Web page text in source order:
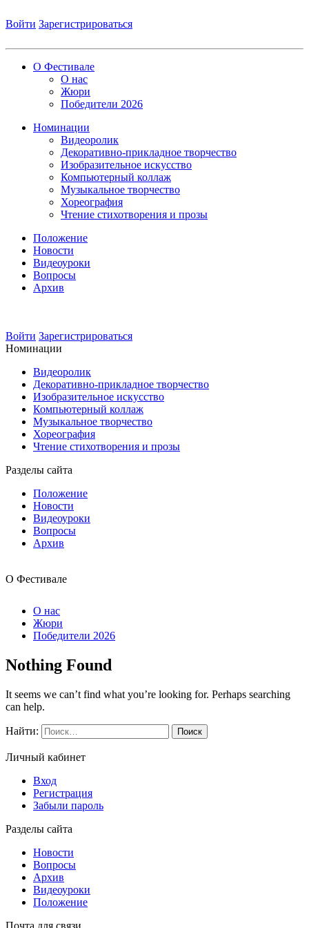
Войти Зарегистрироваться
О Фестивале
О нас
Жюри
Победители 2026
Номинации
Видеоролик
Декоративно-прикладное творчество
Изобразительное искусство
Компьютерный коллаж
Музыкальное творчество
Хореография
Чтение стихотворения и прозы
Положение
Новости
Видеоуроки
Вопросы
Архив
Войти Зарегистрироваться
Номинации
Видеоролик
Декоративно-прикладное творчество
Изобразительное искусство
Компьютерный коллаж
Музыкальное творчество
Хореография
Чтение стихотворения и прозы
Разделы сайта
Положение
Новости
Видеоуроки
Вопросы
Архив
О Фестивале
О нас
Жюри
Победители 2026
Nothing Found
It seems we can’t find what you’re looking for. Perhaps searching
can help.
Найти:
Личный кабинет
Вход
Регистрация
Забыли пароль
Разделы сайта
Новости
Вопросы
Архив
Видеоуроки
Положение
Почта для связи